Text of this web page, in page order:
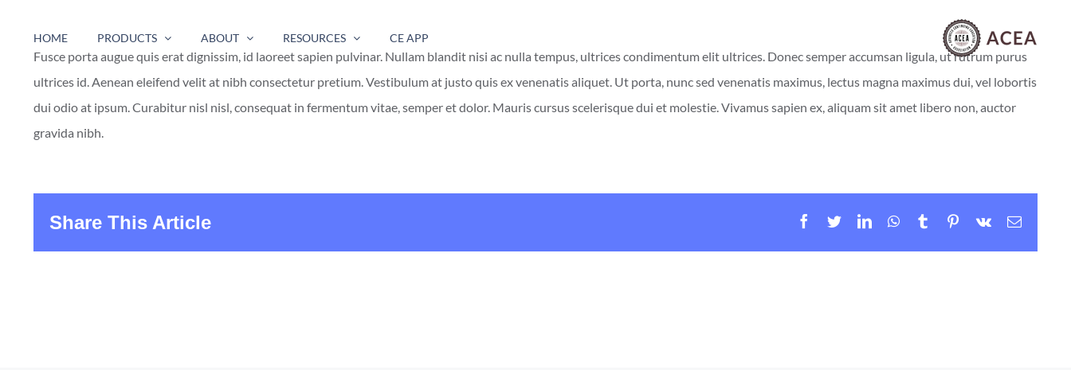
content
HOME PRODUCTS ABOUT RESOURCES CE APP
Fusce porta augue quis erat dignissim, id laoreet sapien pulvinar. Nullam blandit nisi ac nulla tempus, ultrices condimentum elit ultrices. Donec semper accumsan ligula, ut rutrum purus
ultrices id. Aenean eleifend velit at nibh consectetur pretium. Vestibulum at justo quis ex venenatis aliquet. Ut porta, nunc sed venenatis maximus, lectus magna maximus dui, vel lobortis
dui odio at ipsum. Curabitur nisl nisl, consequat in fermentum vitae, semper et dolor. Mauris cursus scelerisque dui et molestie. Vivamus sapien ex, aliquam sit amet libero non, auctor
gravida nibh.
Share This Article facebook
twitterlinkedinwhatsapp
tumblr pinterest
vk Email